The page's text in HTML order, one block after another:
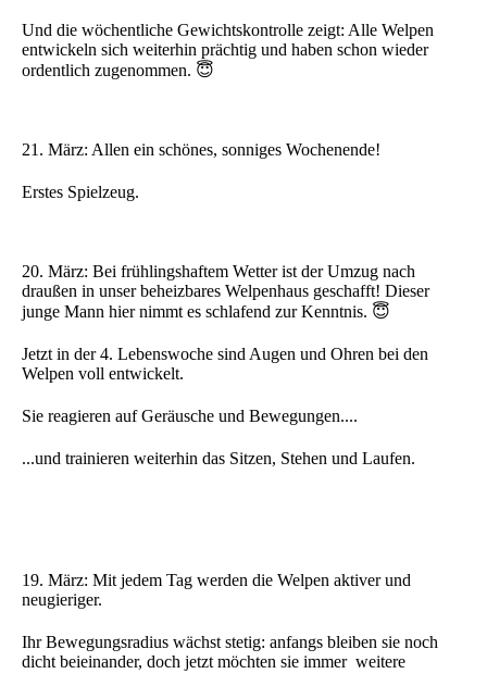
Und die wöchentliche Gewichtskontrolle zeigt: Alle Welpen
entwickeln sich weiterhin prächtig und haben schon wieder
ordentlich zugenommen. 😇
21. März: Allen ein schönes, sonniges Wochenende!
Erstes Spielzeug.
20. März: Bei frühlingshaftem Wetter ist der Umzug nach
draußen in unser beheizbares Welpenhaus geschafft! Dieser
junge Mann hier nimmt es schlafend zur Kenntnis. 😇
Jetzt in der 4. Lebenswoche sind Augen und Ohren bei den
Welpen voll entwickelt.
Sie reagieren auf Geräusche und Bewegungen....
...und trainieren weiterhin das Sitzen, Stehen und Laufen.
19. März: Mit jedem Tag werden die Welpen aktiver und
neugieriger.
Ihr Bewegungsradius wächst stetig: anfangs bleiben sie noch
dicht beieinander, doch jetzt möchten sie immer weitere